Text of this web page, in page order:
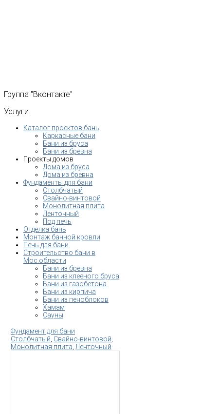
Группа "Вконтакте"
Услуги
Каталог проектов бань
Каркасные бани
Бани из бруса
Бани из бревна
Проекты домов
Дома из бруса
Дома из бревна
Фундаменты для бани
Столбчатый
Свайно-винтовой
Монолитная плита
Ленточный
Под печь
Отделка бань
Монтаж банной кровли
Печь для бани
Строительство бани в
Мос.области
Бани из бревна
Бани из клееного бруса
Бани из газобетона
Бани из кирпича
Бани из пеноблоков
Хамам
Сауны
Фундамент для бани
Столбчатый, Свайно-винтовой,
Монолитная плита,Ленточный